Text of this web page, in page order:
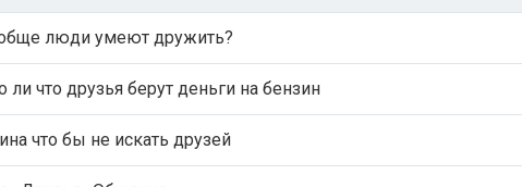
люди умеют дружить?
ли что друзья берут деньги на бензин
что бы не искать друзей